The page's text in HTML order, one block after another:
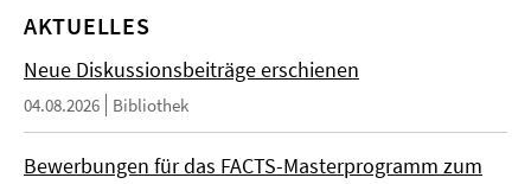
AKTUELLES
Neue Diskussionsbeiträge erschienen
04.08.2026 Bibliothek
Bewerbungen für das FACTS-Masterprogramm zum